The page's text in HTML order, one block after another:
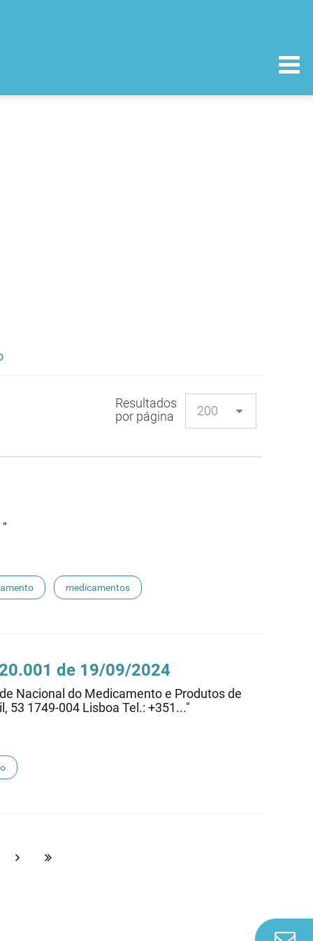
Resultados
por página
medicamentos
de 19/09/2024
Nacional do Medicamento e Produtos de
53 1749-004 Lisboa Tel.: +351..."